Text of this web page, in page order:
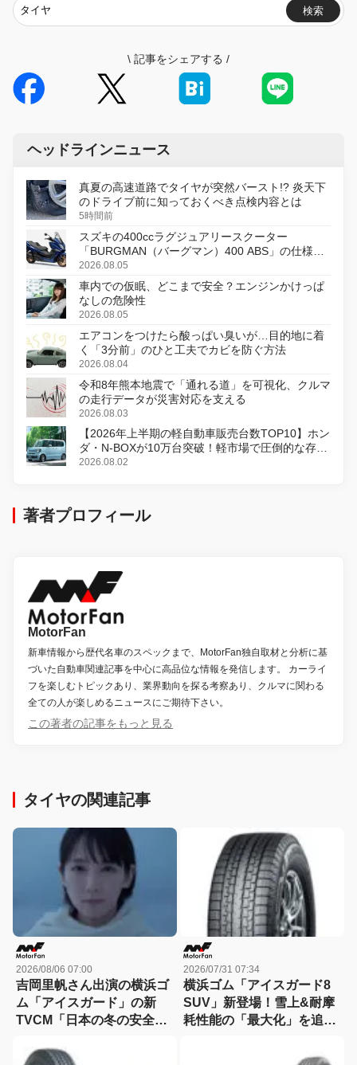
検索
\ 記事をシェアする /
ヘッドラインニュース
真夏の高速道路でタイヤが突然バースト!? 炎天下
のドライブ前に知っておくべき点検内容とは
5時間前
スズキの400ccラグジュアリースクーター
「BURGMAN（バーグマン）400 ABS」の仕様を
変更し、8月18日に発売
2026.08.05
車内での仮眠、どこまで安全？エンジンかけっぱ
なしの危険性
2026.08.05
エアコンをつけたら酸っぱい臭いが…目的地に着
く「3分前」のひと工夫でカビを防ぐ方法
2026.08.04
令和8年熊本地震で「通れる道」を可視化、クルマ
の走行データが災害対応を支える
2026.08.03
【2026年上半期の軽自動車販売台数TOP10】ホン
ダ・N-BOXが10万台突破！軽市場で圧倒的な存在
感
2026.08.02
著者プロフィール
MotorFan
新車情報から歴代名車のスペックまで、MotorFan独自取材と分析に基
づいた自動車関連記事を中心に高品位な情報を発信します。 カーライ
フを楽しむトピックあり、業界動向を探る考察あり、クルマに関わる
全ての人が楽しめるニュースにご期待下さい。
この著者の記事をもっと見る
タイヤの関連記事
2026/08/06 07:00
吉岡里帆さん出演の横浜ゴ
ム「アイスガード」の新
TVCM「日本の冬の安全
守る。」が8月から放映開
2026/07/31 07:34
横浜ゴム「アイスガード8
SUV」新登場！雪上&耐摩
耗性能の「最大化」を追求